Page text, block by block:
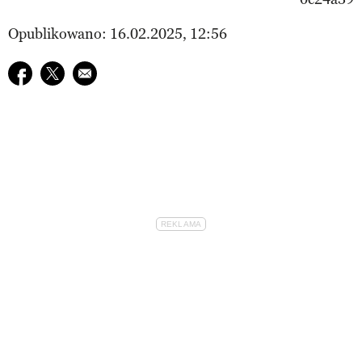
Opublikowano: 16.02.2025, 12:56
Udostępnij na facebook
Udostępnij na twitter
E-mail do przyjaciela